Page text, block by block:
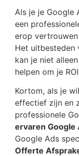
Als je je Google
een
erop
Het uitbesteden
kan je niet
helpen om je
Kortom, als je
effectief zijn en
professionele
ervaren Google
Google Ads
Offerte